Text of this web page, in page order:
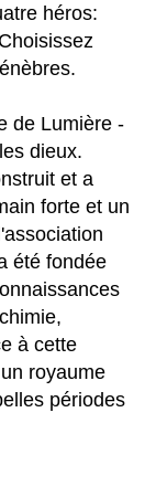
héros:
de Lumière -
dieux.
et a
forte et un
été fondée
à cette
royaume
périodes